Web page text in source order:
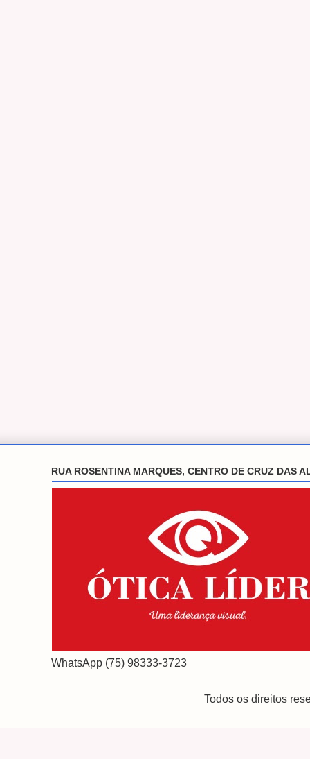
RUA ROSENTINA MARQUES, CENTRO DE CRUZ DAS
WhatsApp (75) 98333-3723
Todos os direitos